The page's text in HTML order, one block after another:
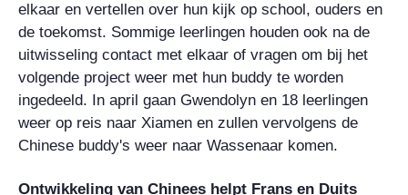
elkaar en vertellen over hun kijk op school, ouders en
de toekomst. Sommige leerlingen houden ook na de
uitwisseling contact met elkaar of vragen om bij het
volgende project weer met hun buddy te worden
ingedeeld. In april gaan Gwendolyn en 18 leerlingen
weer op reis naar Xiamen en zullen vervolgens de
Chinese buddy's weer naar Wassenaar komen.
Ontwikkeling van Chinees helpt Frans en Duits